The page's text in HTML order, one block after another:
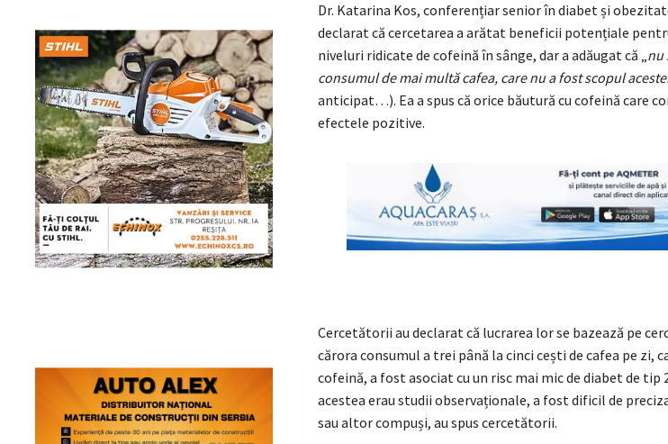
Dr. Katarina Kos, conferențiar senior în diabet și
declarat că cercetarea a arătat beneficii potențiale
niveluri ridicate de cofeină în sânge, dar a adăugat că „nu
consumul de mai multă cafea, care nu a fost scopul
anticipat…). Ea a spus că orice băutură cu cofeină care
efectele pozitive.
Cercetătorii au declarat că lucrarea lor se bazează pe
cărora consumul a trei până la cinci cești de cafea pe zi,
cofeină, a fost asociat cu un risc mai mic de diabet de
acestea erau studii observaționale, a fost dificil de
sau altor compuși, au spus cercetătorii.